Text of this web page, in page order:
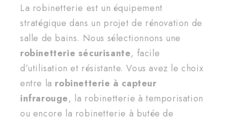
La robinetterie est un équipement
stratégique dans un projet de rénovation de
salle de bains. Nous sélectionnons une
robinetterie sécurisante, facile
d’utilisation et résistante. Vous avez le choix
entre la robinetterie à capteur
infrarouge, la robinetterie à temporisation
ou encore la robinetterie à butée de